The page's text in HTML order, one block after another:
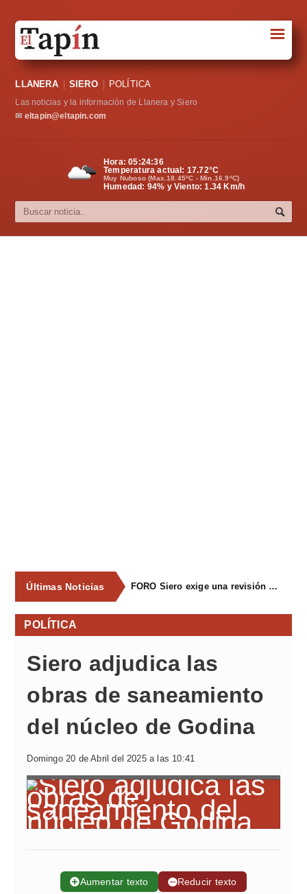
Sociedad
Política
Cultura
☰
LLANERA SIERO POLÍTICA
Las noticias y la información de Llanera y Siero
✉ eltapin@eltapin.com
Hora:05:24:36
Temperatura actual: 17.72°C
Muy Nuboso (Max.18.45ºC - Min.16.9ºC)
Humedad: 94% y Viento: 1.34 Km/h
Últimas Noticias FORO Siero exige una revisión integral del servicio de recogida de residuos para acabar con los contenedores desbordados y la imagen de abandono del concejo
POLÍTICA
Siero adjudica las
obras de saneamiento
del núcleo de Godina
Domingo 20 de Abril del 2025 a las 10:41
➕Aumentar texto ➖Reducir texto